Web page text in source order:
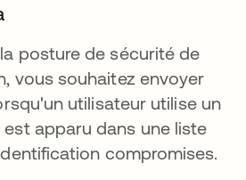
posture de sécurité de
vous souhaitez envoyer
utilisateur utilise un
apparu dans une liste
compromises.